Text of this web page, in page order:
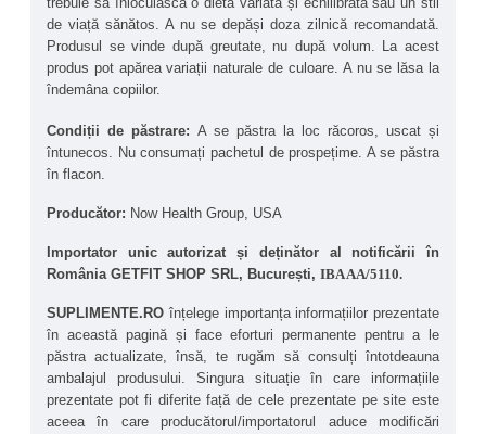
potrivită pentru sportivi profesioniști.
de viață sănătos. A nu se depăși doza zilnică recomandată.
Produsul se vinde după greutate, nu după volum. La acest
produs pot apărea variații naturale de culoare. A nu se lăsa la
îndemâna copiilor.
Condiții de păstrare: A se păstra la loc răcoros, uscat și
întunecos. Nu consumați pachetul de prospețime. A se păstra
în flacon.
Producător: Now Health Group, USA
Importator unic autorizat și deținător al notificării în
România GETFIT SHOP SRL, București, IBA AA/5110.
SUPLIMENTE.RO înțelege importanța informațiilor prezentate
în această pagină și face eforturi permanente pentru a le
păstra actualizate, însă, te rugăm să consulți întotdeauna
ambalajul produsului. Singura situație în care informațiile
prezentate pot fi diferite față de cele prezentate pe site este
aceea în care producătorul/importatorul aduce modificări